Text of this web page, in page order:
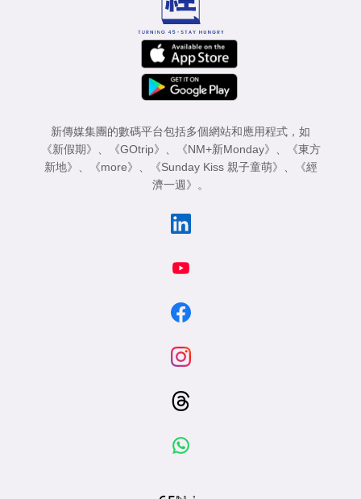
新傳媒集團的數碼平台包括多個網站和應用程式，如
《新假期》 、 《GOtrip》 、 《NM+新Monday》 、
《東方
新地》 、 《more》 、 《Sunday Kiss 親子童萌》 、
《經
濟一週》 。